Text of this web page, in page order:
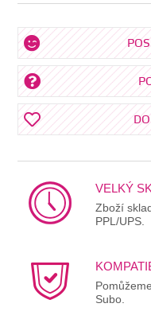
VELKÝ
Zboží
PPL/UPS.
Subo.